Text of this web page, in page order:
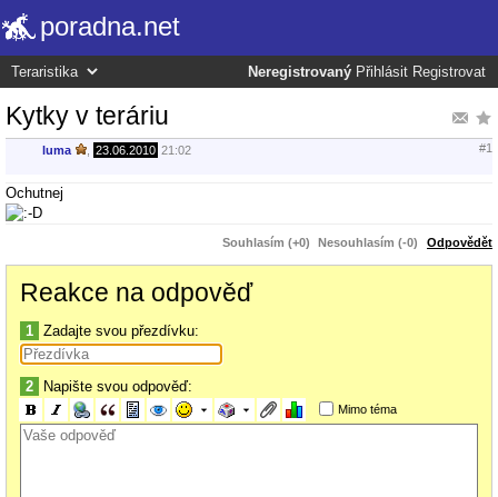
poradna.net
Neregistrovaný Přihlásit Registrovat
Kytky v teráriu
luma 23.06.2010 21:02 #1
Ochutnej
Souhlasím (+0) Nesouhlasím (-0) Odpovědět
Reakce na odpověď
1 Zadajte svou přezdívku:
2 Napište svou odpověď:
Mimo téma